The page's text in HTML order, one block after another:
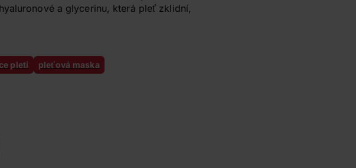
a glycerinu, která pleť zklidní,
pleti pleťová maska